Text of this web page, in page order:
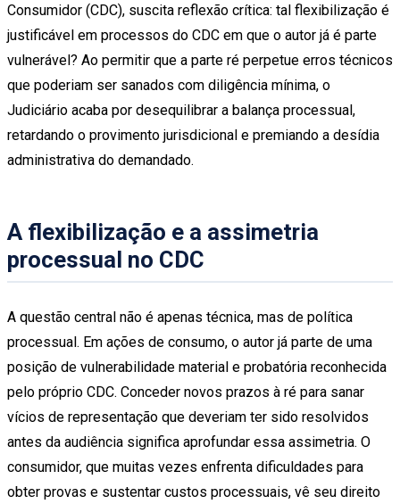
Consumidor (CDC), suscita reflexão crítica: tal flexibilização é
justificável em processos do CDC em que o autor já é parte
vulnerável? Ao permitir que a parte ré perpetue erros técnicos
que poderiam ser sanados com diligência mínima, o
Judiciário acaba por desequilibrar a balança processual,
retardando o provimento jurisdicional e premiando a desídia
administrativa do demandado.
A flexibilização e a assimetria
processual no CDC
A questão central não é apenas técnica, mas de política
processual. Em ações de consumo, o autor já parte de uma
posição de vulnerabilidade material e probatória reconhecida
pelo próprio CDC. Conceder novos prazos à ré para sanar
vícios de representação que deveriam ter sido resolvidos
antes da audiência significa aprofundar essa assimetria. O
consumidor, que muitas vezes enfrenta dificuldades para
obter provas e sustentar custos processuais, vê seu direito